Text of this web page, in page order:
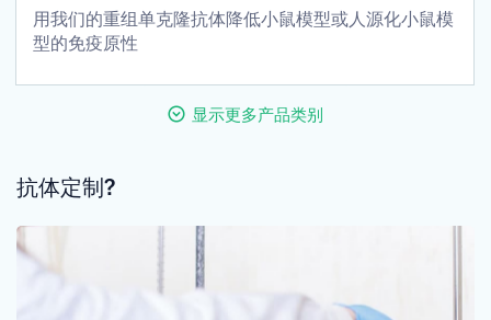
用我们的重组单克隆抗体降低小鼠模型或人源化小鼠模
型的免疫原性
显示更多产品类别
抗体定制?